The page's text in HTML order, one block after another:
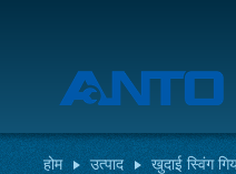
होम उत्पाद खुदाई स्विंग